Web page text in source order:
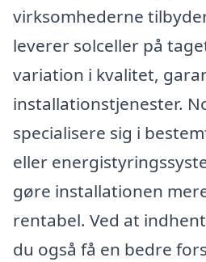
virksomhederne
leverer solceller på
variation i kvalitet,
installationstjenester.
specialisere sig i
eller
gøre installationen
rentabel. Ved at
du også få en bedre